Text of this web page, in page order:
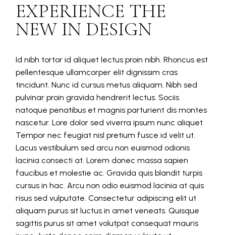
EXPERIENCE THE
NEW IN DESIGN
Id nibh tortor id aliquet lectus proin nibh. Rhoncus est
pellentesque ullamcorper elit dignissim cras
tincidunt. Nunc id cursus metus aliquam. Nibh sed
pulvinar proin gravida hendrerit lectus. Sociis
natoque penatibus et magnis parturient dis montes
nascetur. Lore dolor sed viverra ipsum nunc aliquet.
Tempor nec feugiat nisl pretium fusce id velit ut.
Lacus vestibulum sed arcu non euismod odionis
lacinia consecti at. Lorem donec massa sapien
faucibus et molestie ac. Gravida quis blandit turpis
cursus in hac. Arcu non odio euismod lacinia at quis
risus sed vulputate. Consectetur adipiscing elit ut
aliquam purus sit luctus in amet veneats. Quisque
sagittis purus sit amet volutpat consequat mauris